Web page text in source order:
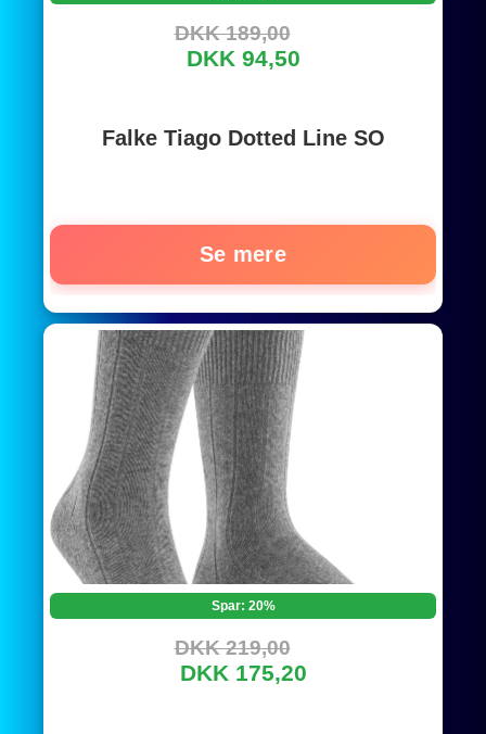
DKK 189,00
DKK 94,50
Falke Tiago Dotted Line SO
Se mere
Spar: 20%
DKK 219,00
DKK 175,20